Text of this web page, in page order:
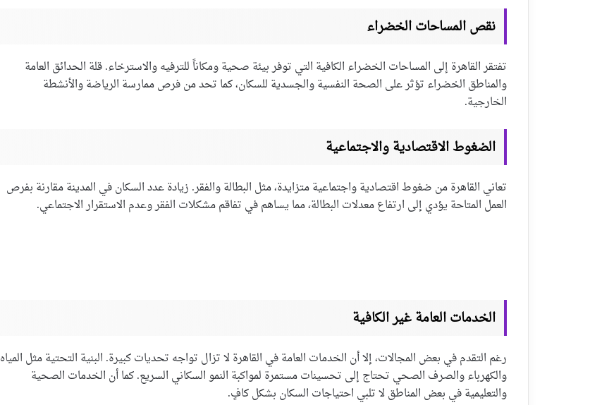
نقص المساحات الخضراء
تفتقر القاهرة إلى المساحات الخضراء الكافية التي توفر بيئة صحية ومكاناً للترفيه والاسترخاء. قلة الحدائق العامة
والمناطق الخضراء تؤثر على الصحة النفسية والجسدية للسكان، كما تحد من فرص ممارسة الرياضة والأنشطة
الخارجية.
الضغوط الاقتصادية والاجتماعية
تعاني القاهرة من ضغوط اقتصادية واجتماعية متزايدة، مثل البطالة والفقر. زيادة عدد السكان في المدينة مقارنة بفرص
العمل المتاحة يؤدي إلى ارتفاع معدلات البطالة، مما يساهم في تفاقم مشكلات الفقر وعدم الاستقرار الاجتماعي.
الخدمات العامة غير الكافية
رغم التقدم في بعض المجالات، إلا أن الخدمات العامة في القاهرة لا تزال تواجه تحديات كبيرة. البنية التحتية مثل المياه
والكهرباء والصرف الصحي تحتاج إلى تحسينات مستمرة لمواكبة النمو السكاني السريع. كما أن الخدمات الصحية
والتعليمية في بعض المناطق لا تلبي احتياجات السكان بشكل كافٍ.